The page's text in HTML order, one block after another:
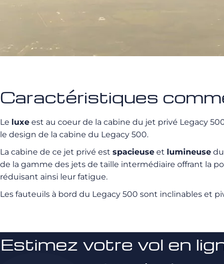
Caractéristiques
Le luxe est au coeur de la cabine du jet privé Legacy
le design de la cabine du Legacy 500.
La cabine de ce jet privé est spacieuse et lumineuse
de la gamme des jets de taille intermédiaire offrant la
réduisant ainsi leur fatigue.
Les fauteuils à bord du Legacy 500 sont inclinables et
Estimez votre vol en